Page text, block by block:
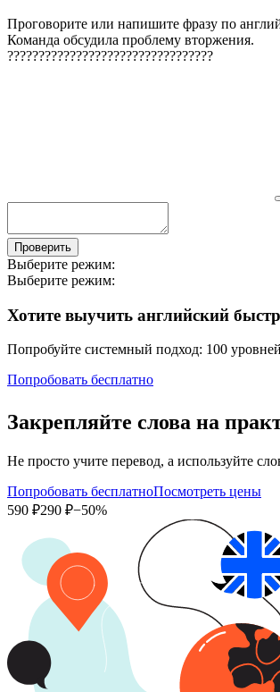
Проговорите или напишите фразу по
Команда обсудила проблему вторжения.
?????????????????????????????????
Проверить
Выберите режим:
Выберите режим:
Хотите выучить английский
Попробуйте системный подход: 100
Попробовать бесплатно
Закрепляйте слова на
Не просто учите перевод, а используйте
Попробовать бесплатноПосмотреть цены
590 ₽290 ₽−50%